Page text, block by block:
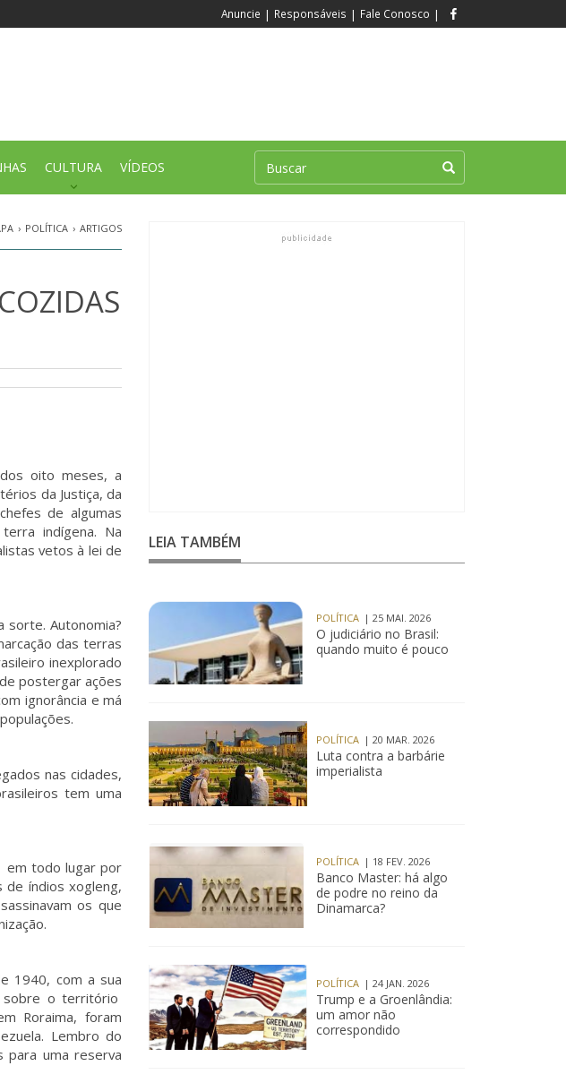
Anuncie | Responsáveis | Fale Conosco |
CULTURA VÍDEOS
› POLÍTICA › ARTIGOS
oito meses, a
da Justiça, da
de algumas
indígena. Na
vetos à lei de
Autonomia?
das terras
inexplorado
postergar ações
ignorância e má
nas cidades,
tem uma
em todo lugar por
de índios xogleng,
os que
1940, com a sua
sobre o território
Roraima, foram
Lembro do
para uma reserva
LEIA TAMBÉM
POLÍTICA | 25 MAI. 2026
O judiciário no Brasil:
quando muito é pouco
POLÍTICA | 20 MAR. 2026
Luta contra a barbárie
imperialista
POLÍTICA | 18 FEV. 2026
Banco Master: há algo
de podre no reino da
Dinamarca?
POLÍTICA | 24 JAN. 2026
Trump e a Groenlândia:
um amor não
correspondido